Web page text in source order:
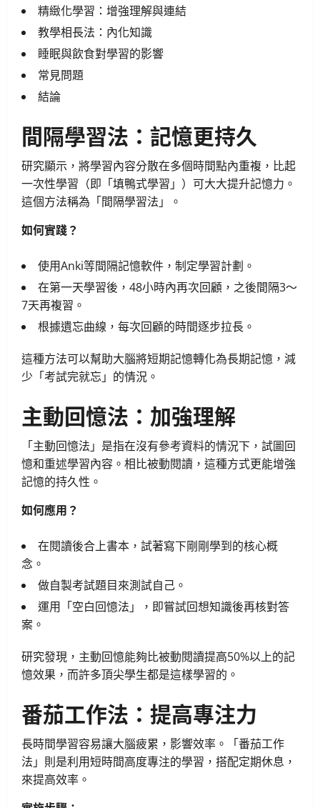
精緻化學習：增強理解與連結
教學相長法：內化知識
睡眠與飲食對學習的影響
常見問題
結論
間隔學習法：記憶更持久
研究顯示，將學習內容分散在多個時間點內重複，比起
一次性學習（即「填鴨式學習」）可大大提升記憶力。
這個方法稱為「間隔學習法」。
如何實踐？
使用Anki等間隔記憶軟件，制定學習計劃。
在第一天學習後，48小時內再次回顧，之後間隔3～
7天再複習。
根據遺忘曲線，每次回顧的時間逐步拉長。
這種方法可以幫助大腦將短期記憶轉化為長期記憶，減
少「考試完就忘」的情況。
主動回憶法：加強理解
「主動回憶法」是指在沒有參考資料的情況下，試圖回
憶和重述學習內容。相比被動閱讀，這種方式更能增強
記憶的持久性。
如何應用？
在閱讀後合上書本，試著寫下剛剛學到的核心概
念。
做自製考試題目來測試自己。
運用「空白回憶法」，即嘗試回想知識後再核對答
案。
研究發現，主動回憶能夠比被動閱讀提高50%以上的記
憶效果，而許多頂尖學生都是這樣學習的。
番茄工作法：提高專注力
長時間學習容易讓大腦疲累，影響效率。「番茄工作
法」則是利用短時間高度專注的學習，搭配定期休息，
來提高效率。